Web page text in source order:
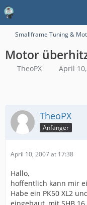
Smallframe Tuning &
Motor
TheoPX April
TheoPX
Anfänger
April 10, 2007 at 17:38
Hallo,
hoffentlich kann mir
Habe ein PK50 XL2